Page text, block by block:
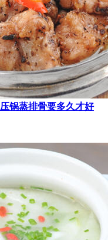
锅蒸排骨要多久才好